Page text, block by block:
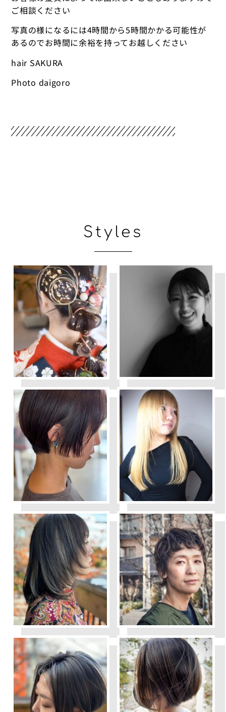
ご相談ください
写真の様になるには4時間から5時間かかる可能性が
あるのでお時間に余裕を持ってお越しください
hair SAKURA
Photo daigoro
Styles